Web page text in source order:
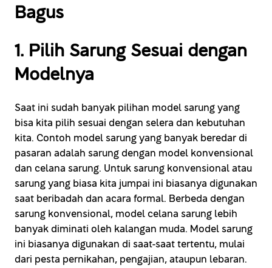
Bagus
1. Pilih Sarung Sesuai dengan
Modelnya
Saat ini sudah banyak pilihan model sarung yang
bisa kita pilih sesuai dengan selera dan kebutuhan
kita. Contoh model sarung yang banyak beredar di
pasaran adalah sarung dengan model konvensional
dan celana sarung. Untuk sarung konvensional atau
sarung yang biasa kita jumpai ini biasanya digunakan
saat beribadah dan acara formal. Berbeda dengan
sarung konvensional, model celana sarung lebih
banyak diminati oleh kalangan muda. Model sarung
ini biasanya digunakan di saat-saat tertentu, mulai
dari pesta pernikahan, pengajian, ataupun lebaran.